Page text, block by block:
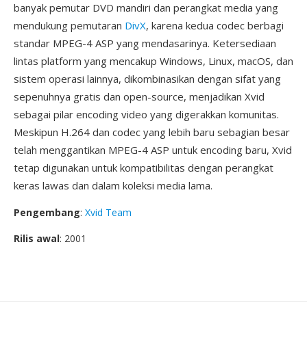
banyak pemutar DVD mandiri dan perangkat media yang
mendukung pemutaran DivX, karena kedua codec berbagi
standar MPEG-4 ASP yang mendasarinya. Ketersediaan
lintas platform yang mencakup Windows, Linux, macOS, dan
sistem operasi lainnya, dikombinasikan dengan sifat yang
sepenuhnya gratis dan open-source, menjadikan Xvid
sebagai pilar encoding video yang digerakkan komunitas.
Meskipun H.264 dan codec yang lebih baru sebagian besar
telah menggantikan MPEG-4 ASP untuk encoding baru, Xvid
tetap digunakan untuk kompatibilitas dengan perangkat
keras lawas dan dalam koleksi media lama.
Pengembang: Xvid Team
Rilis awal: 2001